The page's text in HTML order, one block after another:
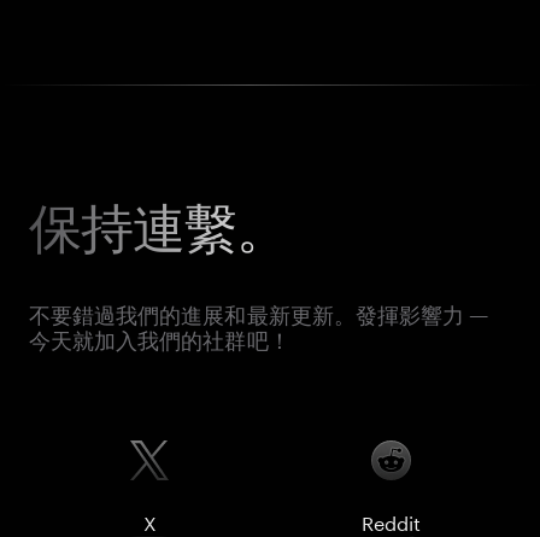
保持連繫。
不要錯過我們的進展和最新更新。發揮影響力 —
今天就加入我們的社群吧！
X Reddit